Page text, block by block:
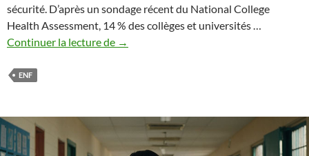
sécurité. D’après un sondage récent du National College
Health Assessment, 14 % des collèges et universités …
Continuer la lecture de Douches
universitaires
→
ENF